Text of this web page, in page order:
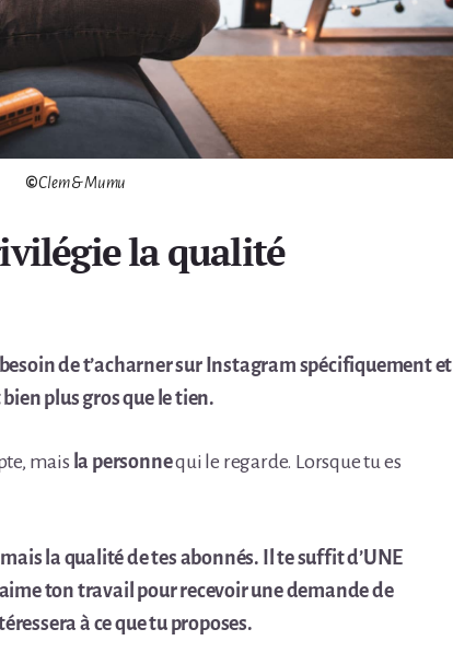
©Clem & Mumu
la qualité
de t’acharner sur Instagram spécifiquement et
plus gros que le tien.
mais la personnequi le regarde. Lorsque tu es
la qualité de tes abonnés. Il te suffit d’UNE
ton travail pour recevoir une demande de
à ce que tu proposes.